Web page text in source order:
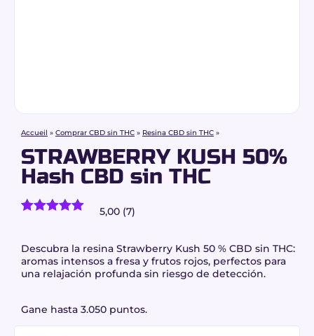
Accueil » Comprar CBD sin THC » Resina CBD sin THC »
STRAWBERRY KUSH 50%
Hash CBD sin THC
5 en base
a
valoraciones
de
5,00 (7)
Descubra la resina Strawberry Kush 50 % CBD sin THC:
aromas intensos a fresa y frutos rojos, perfectos para
una relajación profunda sin riesgo de detección.
Gane hasta 3.050 puntos.